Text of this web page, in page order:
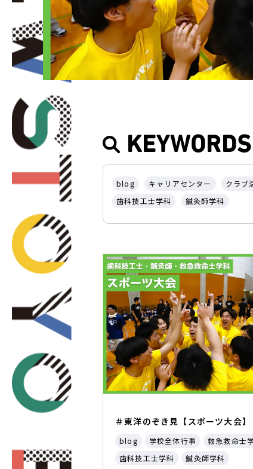
KEYWORDS
blog キャリアセンター クラブ
歯科技工士学科
鍼灸師学科
＃東洋のぞき見【スポーツ大会】
blog 学校全体行事
救急救命士
歯科技工士学科
鍼灸師学科